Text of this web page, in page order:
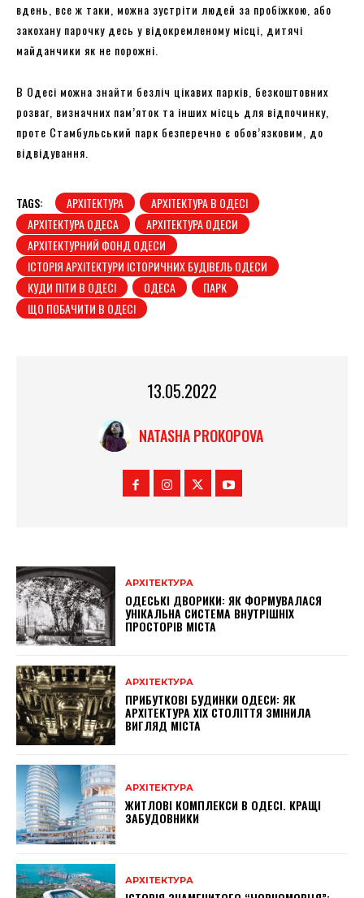
вдень, все ж таки, можна зустріти людей за пробіжкою, або
закохану парочку десь у відокремленому місці, дитячі
майданчики як не порожні.
В Одесі можна знайти безліч цікавих парків, безкоштовних
розваг, визначних пам’яток та інших місць для відпочинку,
проте Стамбульський парк безперечно є обов’язковим, до
відвідування.
TAGS: АРХІТЕКТУРА
АРХІТЕКТУРА В ОДЕСІ
АРХІТЕКТУРА ОДЕСА
АРХІТЕКТУРА ОДЕСИ
АРХІТЕКТУРНИЙ ФОНД ОДЕСИ
ІСТОРІЯ АРХІТЕКТУРИ ІСТОРИЧНИХ БУДІВЕЛЬ ОДЕСИ
КУДИ ПІТИ В ОДЕСІ
ОДЕСА
ПАРК
ЩО ПОБАЧИТИ В ОДЕСІ
13.05.2022
NATASHA PROKOPOVA
АРХІТЕКТУРА
ОДЕСЬКІ ДВОРИКИ: ЯК ФОРМУВАЛАСЯ
УНІКАЛЬНА СИСТЕМА ВНУТРІШНІХ
ПРОСТОРІВ МІСТА
АРХІТЕКТУРА
ПРИБУТКОВІ БУДИНКИ ОДЕСИ: ЯК
АРХІТЕКТУРА XIX СТОЛІТТЯ ЗМІНИЛА
ВИГЛЯД МІСТА
АРХІТЕКТУРА
ЖИТЛОВІ КОМПЛЕКСИ В ОДЕСІ. КРАЩІ
ЗАБУДОВНИКИ
АРХІТЕКТУРА